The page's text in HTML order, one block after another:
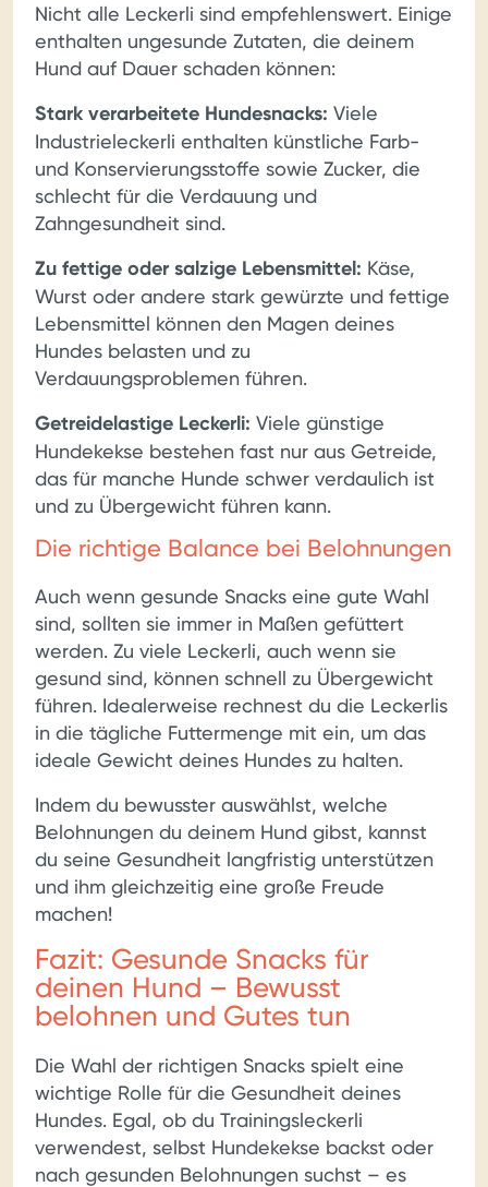
Nicht alle Leckerli sind empfehlenswert. Einige
enthalten ungesunde Zutaten, die deinem
Hund auf Dauer schaden können:
Stark verarbeitete Hundesnacks: Viele
Industrieleckerli enthalten künstliche Farb-
und Konservierungsstoffe sowie Zucker, die
schlecht für die Verdauung und
Zahngesundheit sind.
Zu fettige oder salzige Lebensmittel: Käse,
Wurst oder andere stark gewürzte und fettige
Lebensmittel können den Magen deines
Hundes belasten und zu
Verdauungsproblemen führen.
Getreidelastige Leckerli: Viele günstige
Hundekekse bestehen fast nur aus Getreide,
das für manche Hunde schwer verdaulich ist
und zu Übergewicht führen kann.
Die richtige Balance bei Belohnungen
Auch wenn gesunde Snacks eine gute Wahl
sind, sollten sie immer in Maßen gefüttert
werden. Zu viele Leckerli, auch wenn sie
gesund sind, können schnell zu Übergewicht
führen. Idealerweise rechnest du die Leckerlis
in die tägliche Futtermenge mit ein, um das
ideale Gewicht deines Hundes zu halten.
Indem du bewusster auswählst, welche
Belohnungen du deinem Hund gibst, kannst
du seine Gesundheit langfristig unterstützen
und ihm gleichzeitig eine große Freude
machen!
Fazit: Gesunde Snacks für
deinen Hund – Bewusst
belohnen und Gutes tun
Die Wahl der richtigen Snacks spielt eine
wichtige Rolle für die Gesundheit deines
Hundes. Egal, ob du Trainingsleckerli
verwendest, selbst Hundekekse backst oder
nach gesunden Belohnungen suchst – es